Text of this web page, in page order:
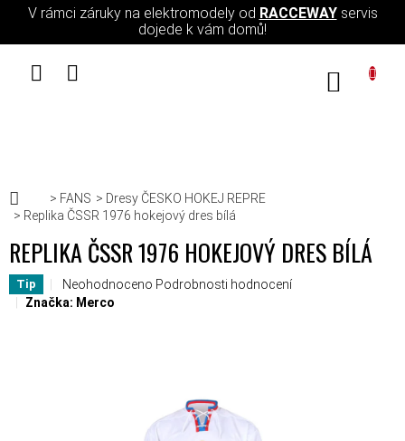
Přejít na obsah
V rámci záruky na elektromodely od RACCEWAYservis
dojede k vám domů!
Domů
FANS
Dresy ČESKO HOKEJ REPRE
Replika ČSSR 1976 hokejový dres bílá
REPLIKA ČSSR 1976 HOKEJOVÝ DRES BÍLÁ
Tip Průměrné hodnocení produktu je 0,0 z 5 hvězdiček.
Neohodnoceno Podrobnosti hodnocení
Značka: Merco